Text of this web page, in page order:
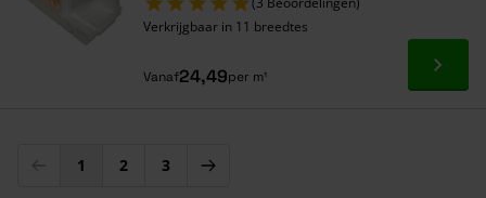
Verkrijgbaar in 11 breedtes
Vanaf24,49per m¹ Ga
U lees momenteel pagina
1 Pagina
2 Pagina
3